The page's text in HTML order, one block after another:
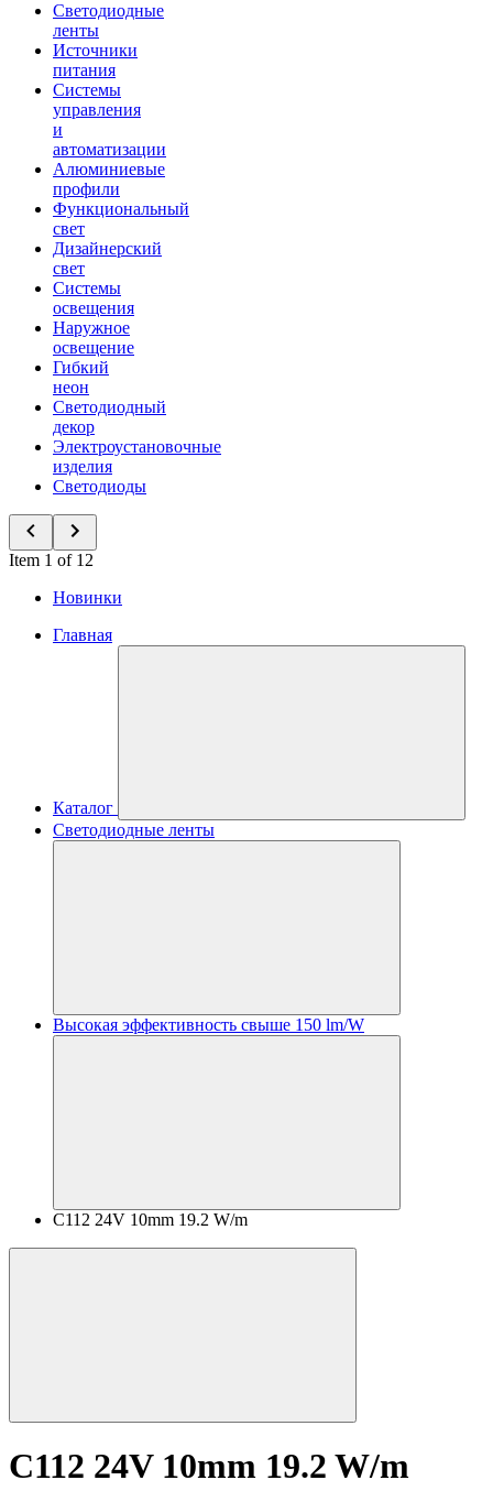
Светодиодные
ленты
Источники
питания
Системы
управления
и
автоматизации
Алюминиевые
профили
Функциональный
свет
Дизайнерский
свет
Системы
освещения
Наружное
освещение
Гибкий
неон
Светодиодный
декор
Электроустановочные
изделия
Светодиоды
Item 1 of 12
Новинки
Главная
Каталог
Светодиодные ленты
Высокая эффективность свыше 150 lm/W
C112 24V 10mm 19.2 W/m
C112 24V 10mm 19.2 W/m